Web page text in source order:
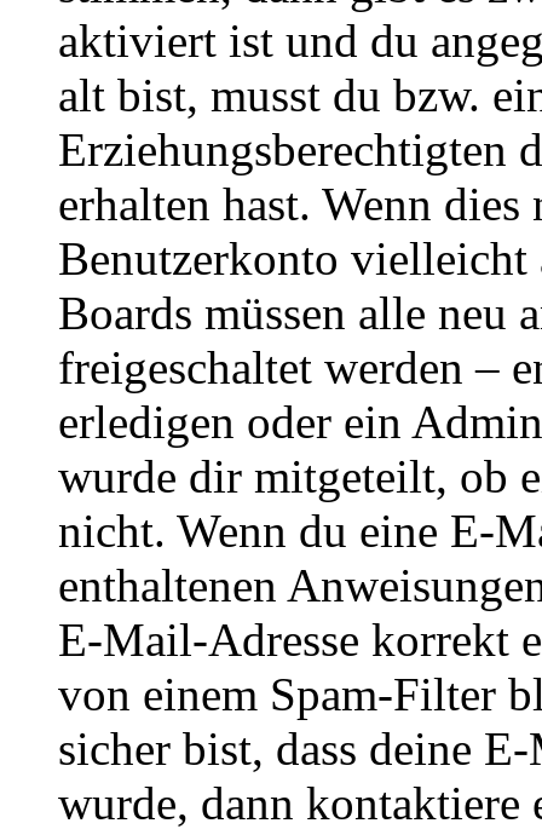
aktiviert ist und du
alt bist, musst du bzw.
Erziehungsberechtigten
erhalten hast. Wenn
Benutzerkonto
Boards müssen alle neu
freigeschaltet werden –
erledigen oder ein
wurde dir mitgeteilt, ob
nicht. Wenn du eine E-
enthaltenen
E-Mail-Adresse korrekt
von einem Spam-Filter
sicher bist, dass deine
wurde, dann kontaktiere